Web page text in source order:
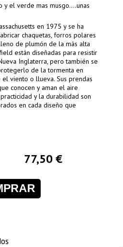
y el verde mas musgo....unas
en 1975 y se ha
chaquetas, forros polares
de plumón de la más alta
están diseñadas para resistir
Inglaterra, pero también se
de la tormenta en
viento o llueva. Sus prendas
conocen y aman el aire
y la durabilidad son
en cada diseño que
77,50 €